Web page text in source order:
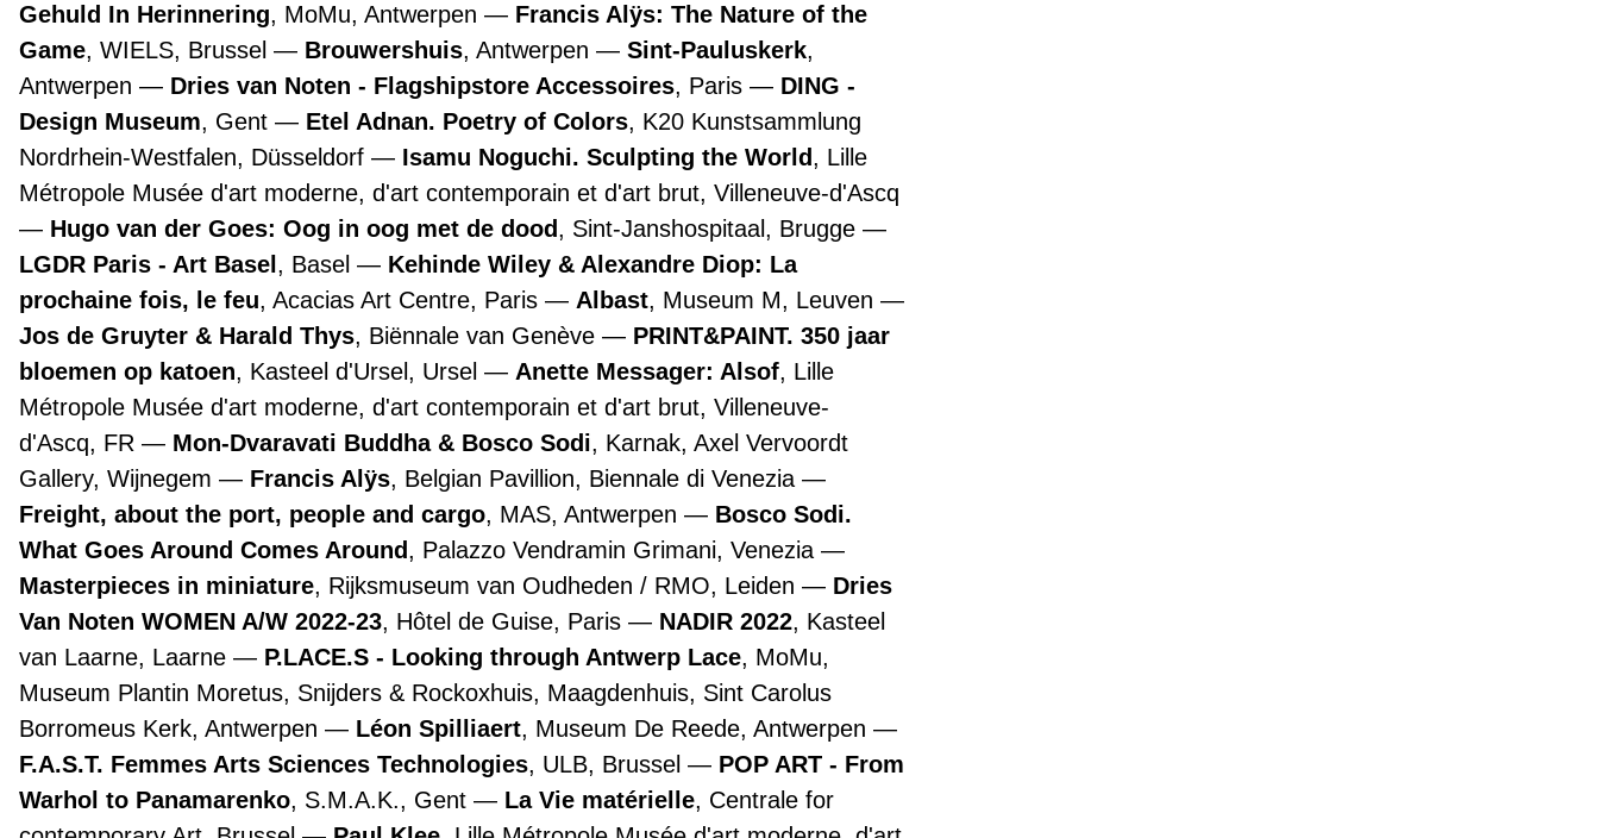
Gehuld In Herinnering, MoMu, Antwerpen
Francis Alÿs: The Nature of the
Game, WIELS, Brussel Brouwershuis, Antwerpen Sint-Pauluskerk,
Antwerpen
Dries van Noten - Flagshipstore Accessoires, Paris
DING -
Design Museum, Gent Etel Adnan. Poetry of Colors, K20 Kunstsammlung
Nordrhein-Westfalen, Düsseldorf
Isamu Noguchi. Sculpting the World, Lille
Métropole Musée d'art moderne, d'art contemporain et d'art brut, Villeneuve-d'Ascq
Hugo van der Goes: Oog in oog met de dood, Sint-Janshospitaal, Brugge
LGDR Paris - Art Basel , Basel
Kehinde Wiley & Alexandre Diop: La
prochaine fois, le feu, Acacias Art Centre, Paris Albast, Museum M, Leuven
Jos de Gruyter & Harald Thys, Biënnale van Genève
PRINT&PAINT. 350 jaar
bloemen op katoen, Kasteel d'Ursel, Ursel Anette Messager: Alsof, Lille
Métropole Musée d'art moderne, d'art contemporain et d'art brut, Villeneuve-
d'Ascq, FR
Mon-Dvaravati Buddha & Bosco Sodi, Karnak, Axel Vervoordt
Gallery, Wijnegem
Francis Alÿs, Belgian Pavillion, Biennale di Venezia
Freight, about the port, people and cargo, MAS, Antwerpen
Bosco Sodi.
What Goes Around Comes Around, Palazzo Vendramin Grimani, Venezia
Masterpieces in miniature, Rijksmuseum van Oudheden / RMO, Leiden
Dries
Van Noten WOMEN A/W 2022-23, Hôtel de Guise, Paris NADIR 2022, Kasteel
van Laarne, Laarne
P.LACE.S - Looking through Antwerp Lace, MoMu,
Museum Plantin Moretus, Snijders & Rockoxhuis, Maagdenhuis, Sint Carolus
Borromeus Kerk, Antwerpen
Léon Spilliaert, Museum De Reede, Antwerpen
F.A.S.T. Femmes Arts Sciences Technologies, ULB, Brussel
POP ART - From
Warhol to Panamarenko, S.M.A.K., Gent La Vie matérielle, Centrale for